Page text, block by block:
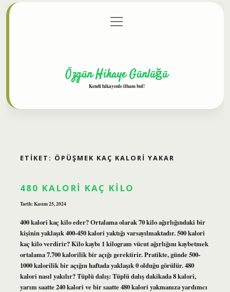
Gizlilik Politikası
menüyü
aç
Özgün Hikaye Günlüğü
Kendi hikayenle ilham bul!
ETIKET: ÖPÜŞMEK KAÇ KALORI YAKAR
480 KALORI KAÇ KILO
Tarih: Kasım 25, 2024
400 kalori kaç kilo eder? Ortalama olarak 70 kilo ağırlığındaki bir
kişinin yaklaşık 400-450 kalori yaktığı varsayılmaktadır. 500 kalori
kaç kilo verdirir? Kilo kaybı 1 kilogram vücut ağırlığını kaybetmek
ortalama 7.700 kalorilik bir açığı gerektirir. Pratikte, günde 500-
1000 kalorilik bir açığın haftada yaklaşık 0 olduğu görülür. 480
kalori nasıl yakılır? Tüplü dalış: Tüplü dalış dakikada 8 kalori,
yarım saatte 240 kalori ve bir saatte 480 kalori yakmanıza yardımcı